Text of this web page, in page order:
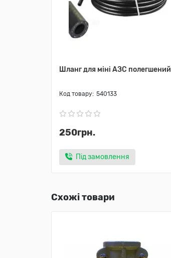
Шланг для міні АЗС полегшений
540133
250грн.
Під замовлення
Схожі товари